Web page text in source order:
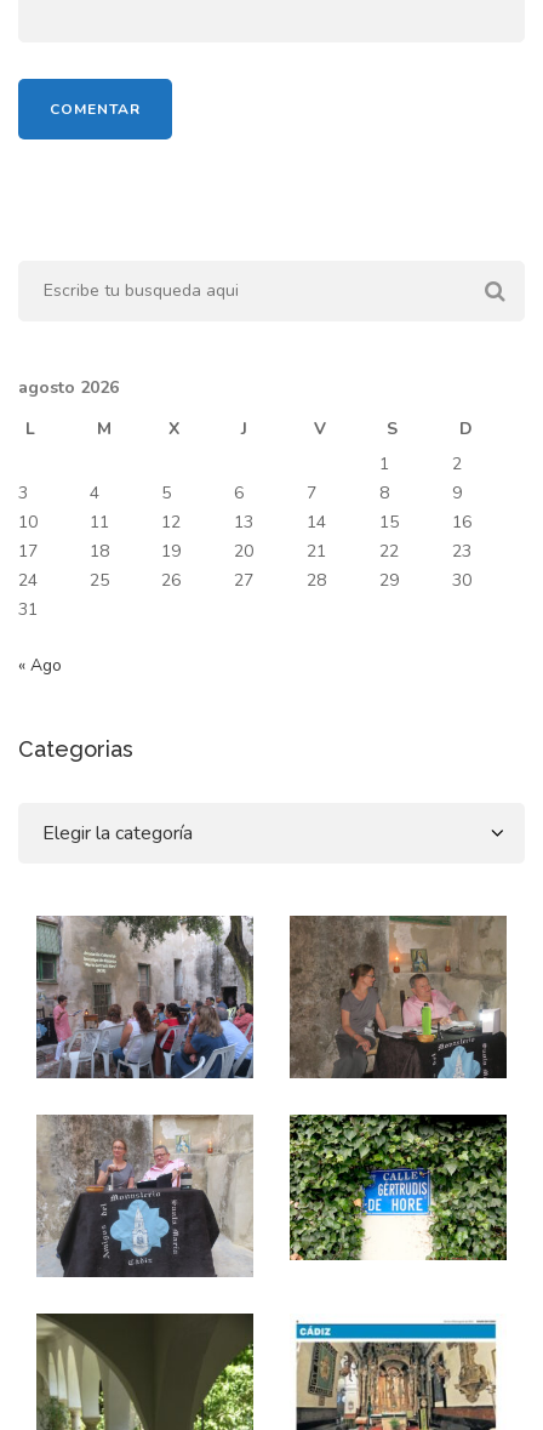
agosto 2026
L
M X J V S
D
1
2
3
4 5 6 7 8
9
10
11 12 13 14 15
16
17
18 19 20 21 22
23
24
25 26 27 28 29
30
31
« Ago
Categorias